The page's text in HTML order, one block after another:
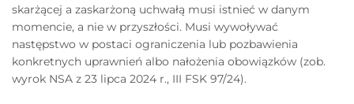
skarżącej a zaskarżoną uchwałą musi istnieć w danym
momencie, a nie w przyszłości. Musi wywoływać
następstwo w postaci ograniczenia lub pozbawienia
konkretnych uprawnień albo nałożenia obowiązków (zob.
wyrok NSA z 23 lipca 2024 r., III FSK 97/24).